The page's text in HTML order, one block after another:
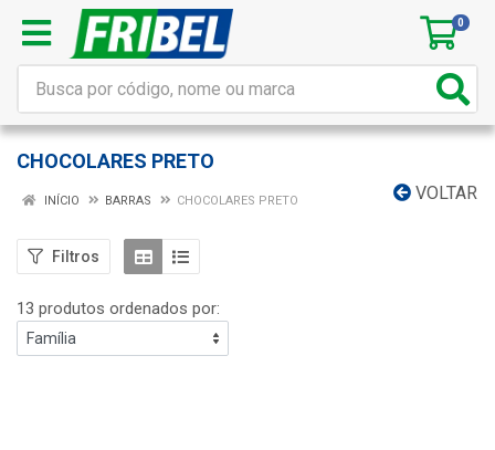
0
CHOCOLARES PRETO
VOLTAR
INÍCIO BARRAS CHOCOLARES PRETO
Filtros
13 produtos ordenados por: